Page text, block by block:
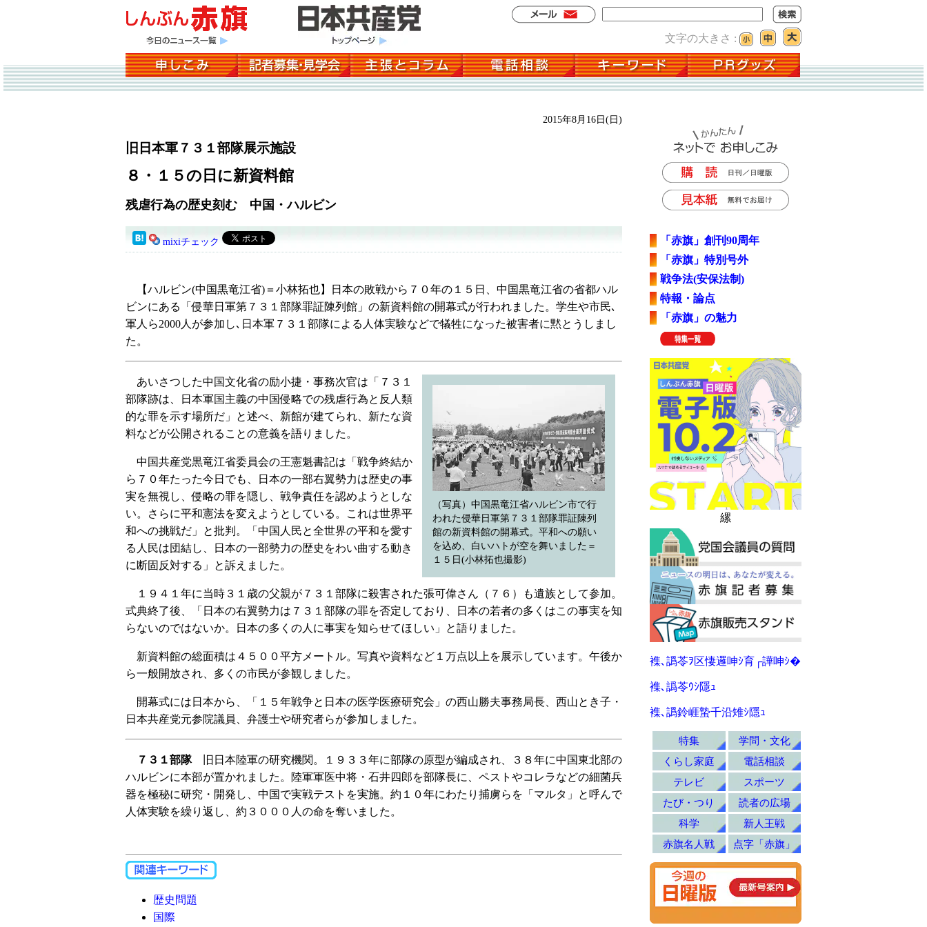
文字の大きさ :
2015年8月16日(日)
旧日本軍７３１部隊展示施設
８・１５の日に新資料館
残虐行為の歴史刻む 中国・ハルビン
mixiチェック
【ハルビン(中国黒竜江省)＝小林拓也】日本の敗戦から７０年の１５日、中国黒竜江省の省都ハル
ビンにある「侵華日軍第７３１部隊罪証陳列館」の新資料館の開幕式が行われました。学生や市民､
軍人ら2000人が参加し､日本軍７３１部隊による人体実験などで犠牲になった被害者に黙とうしまし
た。
（写真）中国黒竜江省ハルビン市で行
われた侵華日軍第７３１部隊罪証陳列
館の新資料館の開幕式。平和への願い
を込め、白いハトが空を舞いました＝
１５日(小林拓也撮影)
あいさつした中国文化省の励小捷・事務次官は「７３１
部隊跡は、日本軍国主義の中国侵略での残虐行為と反人類
的な罪を示す場所だ」と述べ、新館が建てられ、新たな資
料などが公開されることの意義を語りました。
中国共産党黒竜江省委員会の王憲魁書記は「戦争終結か
ら７０年たった今日でも、日本の一部右翼勢力は歴史の事
実を無視し、侵略の罪を隠し、戦争責任を認めようとしな
い。さらに平和憲法を変えようとしている。これは世界平
和への挑戦だ」と批判。「中国人民と全世界の平和を愛す
る人民は団結し、日本の一部勢力の歴史をわい曲する動き
に断固反対する」と訴えました。
１９４１年に当時３１歳の父親が７３１部隊に殺害された張可偉さん（７６）も遺族として参加。
式典終了後、「日本の右翼勢力は７３１部隊の罪を否定しており、日本の若者の多くはこの事実を知
らないのではないか。日本の多くの人に事実を知らせてほしい」と語りました。
新資料館の総面積は４５００平方メートル。写真や資料など１万点以上を展示しています。午後か
ら一般開放され、多くの市民が参観しました。
開幕式には日本から、「１５年戦争と日本の医学医療研究会」の西山勝夫事務局長、西山とき子・
日本共産党元参院議員、弁護士や研究者らが参加しました。
７３１部隊旧日本陸軍の研究機関。１９３３年に部隊の原型が編成され、３８年に中国東北部の
ハルビンに本部が置かれました。陸軍軍医中将・石井四郎を部隊長に、ペストやコレラなどの細菌兵
器を極秘に研究・開発し、中国で実戦テストを実施。約１０年にわたり捕虜らを「マルタ」と呼んで
人体実験を繰り返し、約３０００人の命を奪いました。
歴史問題
国際
「赤旗」創刊90周年
「赤旗」特別号外
戦争法(安保法制)
特報・論点
「赤旗」の魅力
縲
襍､譌苓ｦ区悽邏呻ｼ育┌譁呻ｼ�
襍､譌苓ｳｼ隱ｭ
襍､譌鈴崕蟄千沿雉ｼ隱ｭ
特集
学問・文化
くらし家庭
電話相談
テレビ
スポーツ
たび・つり
読者の広場
科学
新人王戦
赤旗名人戦
点字「赤旗」